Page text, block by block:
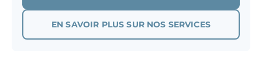
EN SAVOIR PLUS SUR NOS SERVICES